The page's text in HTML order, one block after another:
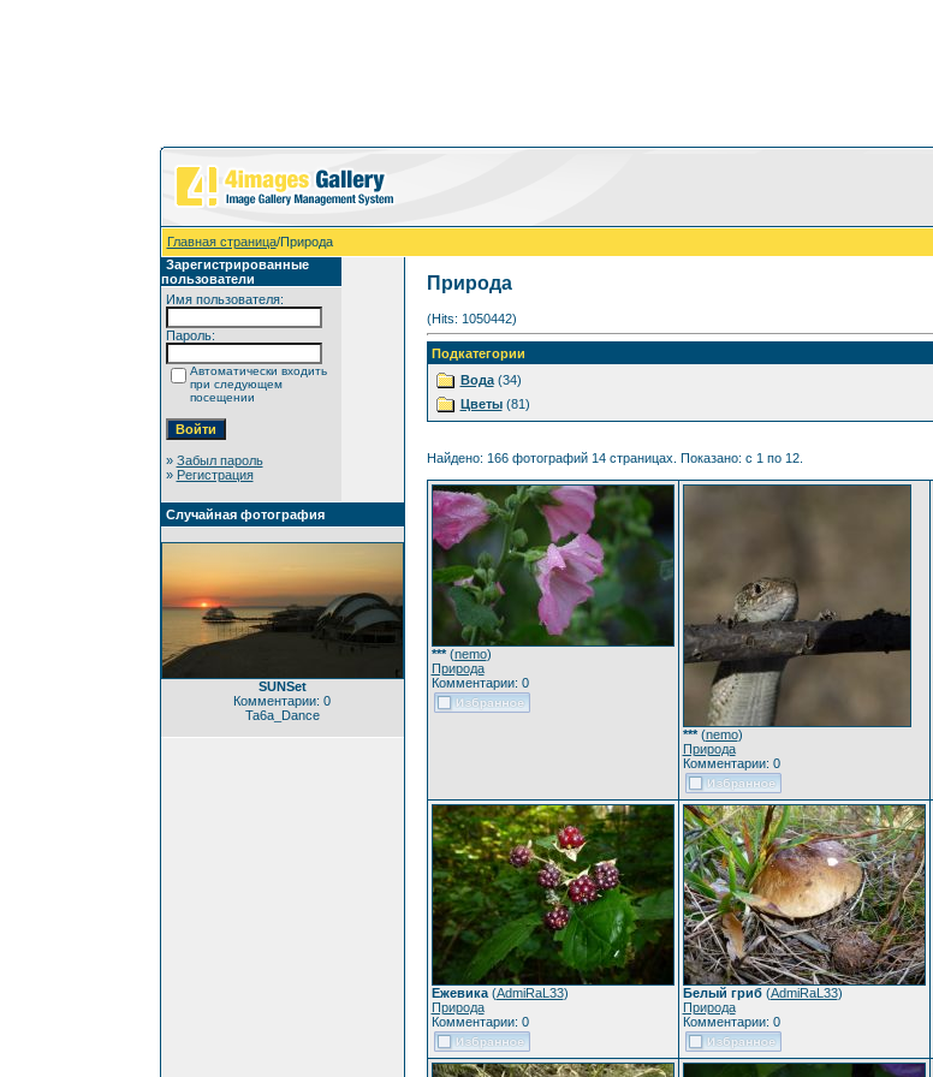
Главная страница/Природа
Зарегистрированные
пользователи
Имя пользователя:
Пароль:
Автоматически входить
при следующем
посещении
» Забыл пароль
» Регистрация
Случайная фотография
SUNSet
Комментарии: 0
Ta6a_Dance
Природа
(Hits: 1050442)
Подкатегории
Вода(34)
Цветы(81)
Найдено: 166 фотографий 14 страницах. Показано: с 1 по 12.
***(nemo)
Природа
Комментарии: 0
***(nemo)
Природа
Комментарии: 0
Ежевика(AdmiRaL33)
Природа
Комментарии: 0
Белый гриб(AdmiRaL33)
Природа
Комментарии: 0